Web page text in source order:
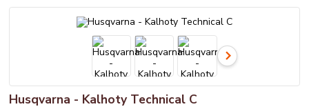
Husqvarna - Kalhoty Technical C